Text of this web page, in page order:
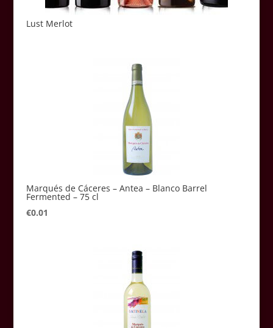
Lust Merlot
Marqués de Cáceres – Antea – Blanco Barrel
Fermented – 75 cl
€0.01